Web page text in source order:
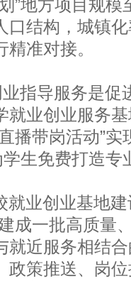
”地方项目规
口结构，城镇
准对接。
导服务是促
业创业服务基
播带岗活动”
学生免费打造
创业基地建
成一批高质量
就近服务相结
政策推送、岗